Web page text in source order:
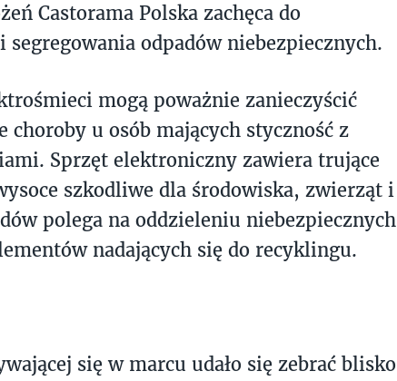
Castorama Polska zachęca do
odpadów niebezpiecznych.
mogą poważnie zanieczyścić
choroby u osób mających styczność z
Sprzęt elektroniczny zawiera trujące
szkodliwe dla środowiska, zwierząt i
polega na oddzieleniu niebezpiecznych
nadających się do recyklingu.
się w marcu udało się zebrać blisko